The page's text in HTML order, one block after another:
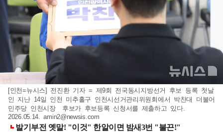
[인천=뉴시스] 전진환 기자 = 제9회 전국동시지방선거 후보 등록 첫날
인 지난 14일 인천 미추홀구 인천시선거관리위원회에서 박찬대 더불어
민주당 인천시장 후보가 후보등록 신청서를 제출하고 있다.
2026.05.14.amin2@newsis.com